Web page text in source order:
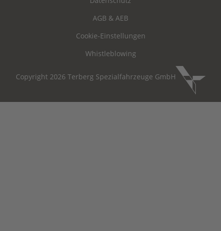
AGB & AEB
Cookie-Einstellungen
Whistleblowing
Copyright 2026 Terberg Spezialfahrzeuge GmbH